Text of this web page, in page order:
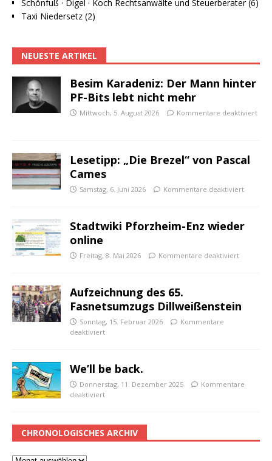
Schönfuß · Digel · Koch Rechtsanwälte und Steuerberater (6)
Taxi Niedersetz (2)
NEUESTE ARTIKEL
Besim Karadeniz: Der Mann hinter
PF-Bits lebt nicht mehr
Mittwoch, 5. August 2026 Kommentare deaktiviert
Lesetipp: „Die Brezel“ von Pascal
Cames
Samstag, 6. Juni 2026 Kommentare deaktiviert
Stadtwiki Pforzheim-Enz wieder
online
Freitag, 8. Mai 2026 Kommentare deaktiviert
Aufzeichnung des 65.
Fasnetsumzugs Dillweißenstein
Sonntag, 15. Februar 2026
Kommentare
deaktiviert
We’ll be back.
Donnerstag, 11. Dezember 2025
Kommentare
deaktiviert
CHRONOLOGISCHES ARCHIV